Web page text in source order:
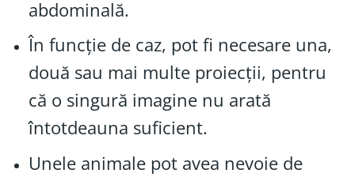
abdominală.
În funcție de caz, pot fi necesare una,
două sau mai multe proiecții, pentru
că o singură imagine nu arată
întotdeauna suficient.
Unele animale pot avea nevoie de